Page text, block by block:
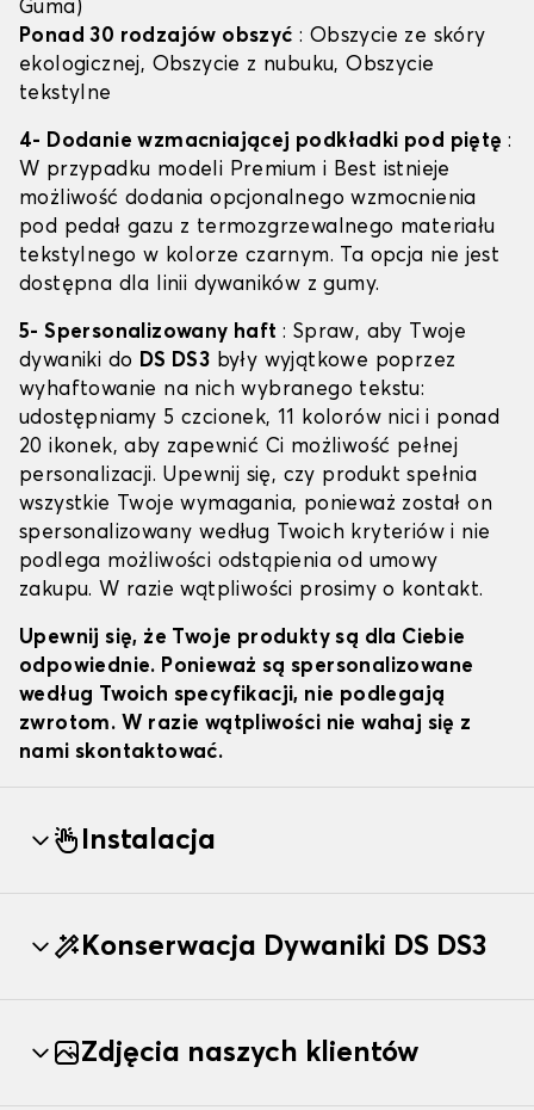
Guma)
Ponad 30 rodzajów obszyć : Obszycie ze skóry
ekologicznej, Obszycie z nubuku, Obszycie
tekstylne
4- Dodanie wzmacniającej podkładki pod piętę :
W przypadku modeli Premium i Best istnieje
możliwość dodania opcjonalnego wzmocnienia
pod pedał gazu z termozgrzewalnego materiału
tekstylnego w kolorze czarnym. Ta opcja nie jest
dostępna dla linii dywaników z gumy.
5- Spersonalizowany haft : Spraw, aby Twoje
dywaniki do DS DS3 były wyjątkowe poprzez
wyhaftowanie na nich wybranego tekstu:
udostępniamy 5 czcionek, 11 kolorów nici i ponad
20 ikonek, aby zapewnić Ci możliwość pełnej
personalizacji. Upewnij się, czy produkt spełnia
wszystkie Twoje wymagania, ponieważ został on
spersonalizowany według Twoich kryteriów i nie
podlega możliwości odstąpienia od umowy
zakupu. W razie wątpliwości prosimy o kontakt.
Upewnij się, że Twoje produkty są dla Ciebie
odpowiednie. Ponieważ są spersonalizowane
według Twoich specyfikacji, nie podlegają
zwrotom. W razie wątpliwości nie wahaj się z
nami skontaktować.
Instalacja
Konserwacja Dywaniki DS DS3
Zdjęcia naszych klientów